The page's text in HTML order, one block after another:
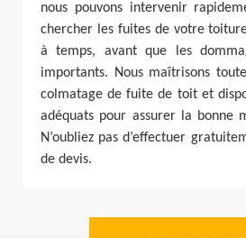
nous pouvons intervenir
chercher les fuites de votre
à temps, avant que les
importants. Nous maîtrisons
colmatage de fuite de toit et
adéquats pour assurer la bonne
N’oubliez pas d’effectuer
de devis.